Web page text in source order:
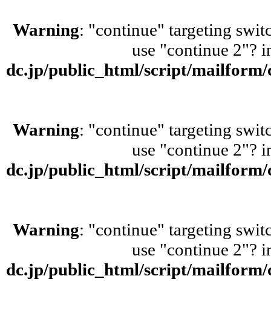
Warning: "continue" targeting
use "continue 2"?
dc.jp/public_html/script/
Warning: "continue" targeting
use "continue 2"?
dc.jp/public_html/script/
Warning: "continue" targeting
use "continue 2"?
dc.jp/public_html/script/